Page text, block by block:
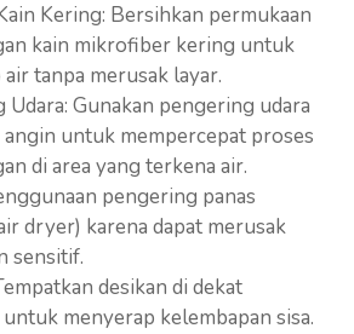
Kering: Bersihkan permukaan
kain mikrofiber kering untuk
tanpa merusak layar.
Udara: Gunakan pengering udara
angin untuk mempercepat proses
di area yang terkena air.
pengering panas
dryer) karena dapat merusak
sensitif.
desikan di dekat
menyerap kelembapan sisa.